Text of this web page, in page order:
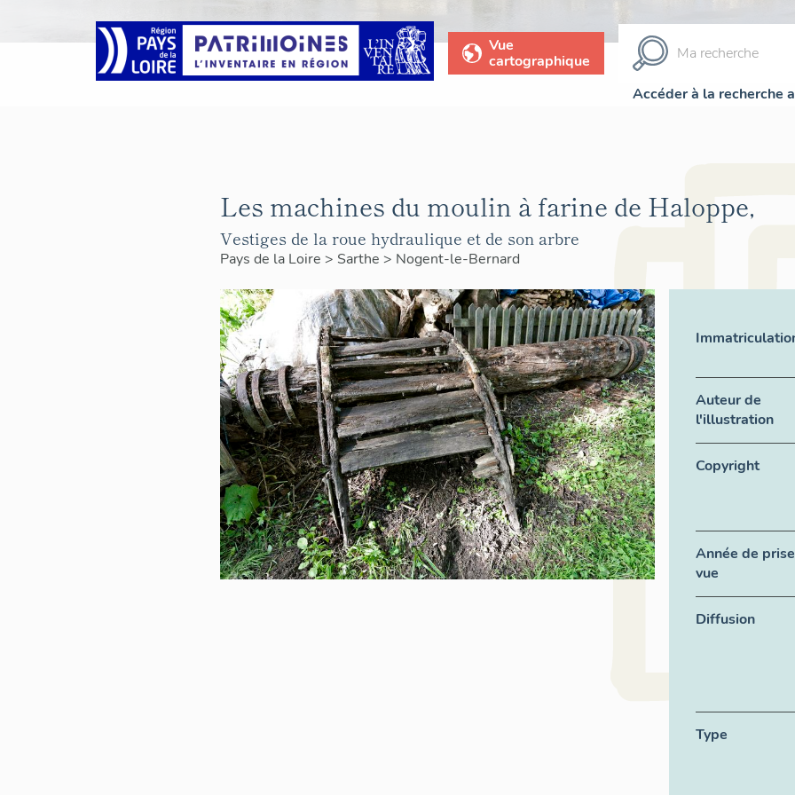
Vue
cartographique
Accéder à la recherche
Les machines du moulin à farine de Haloppe,
Vestiges de la roue hydraulique et de son arbre
Pays de la Loire > Sarthe > Nogent-le-Bernard
Auteur de
l'illustration
Copyright
Année de
vue
Diffusion
Type